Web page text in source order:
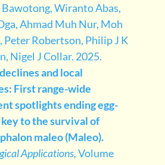
Wiranto Abas,
Ahmad Muh Nur, Moh
Peter Robertson, Philip J K
Nigel J Collar. 2025.
and local
First range-wide
spotlights ending egg-
to the survival of
maleo (Maleo).
Applications,Volume